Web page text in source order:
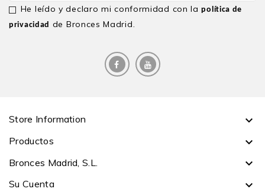
He leído y declaro mi conformidad con lapolítica de
privacidad de Bronces Madrid.
Store Information 
Productos 
Bronces Madrid, S.L. 
Su Cuenta 